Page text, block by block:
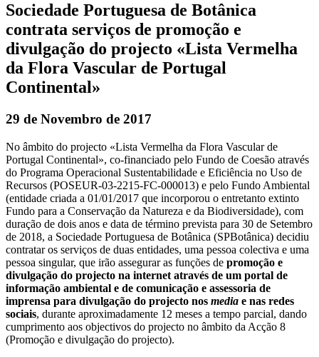
Sociedade Portuguesa de Botânica
contrata serviços de promoção e
divulgação do projecto «Lista Vermelha
da Flora Vascular de Portugal
Continental»
29 de Novembro de 2017
No âmbito do projecto «Lista Vermelha da Flora Vascular de
Portugal Continental», co-financiado pelo Fundo de Coesão através
do Programa Operacional Sustentabilidade e Eficiência no Uso de
Recursos (POSEUR-03-2215-FC-000013) e pelo Fundo Ambiental
(entidade criada a 01/01/2017 que incorporou o entretanto extinto
Fundo para a Conservação da Natureza e da Biodiversidade), com
duração de dois anos e data de término prevista para 30 de Setembro
de 2018, a Sociedade Portuguesa de Botânica (SPBotânica) decidiu
contratar os serviços de duas entidades, uma pessoa colectiva e uma
pessoa singular, que irão assegurar as funções de promoção e
divulgação do projecto na internet através de um portal de
informação ambiental e de comunicação e assessoria de
imprensa para divulgação do projecto nos media e nas redes
sociais, durante aproximadamente 12 meses a tempo parcial, dando
cumprimento aos objectivos do projecto no âmbito da Acção 8
(Promoção e divulgação do projecto).